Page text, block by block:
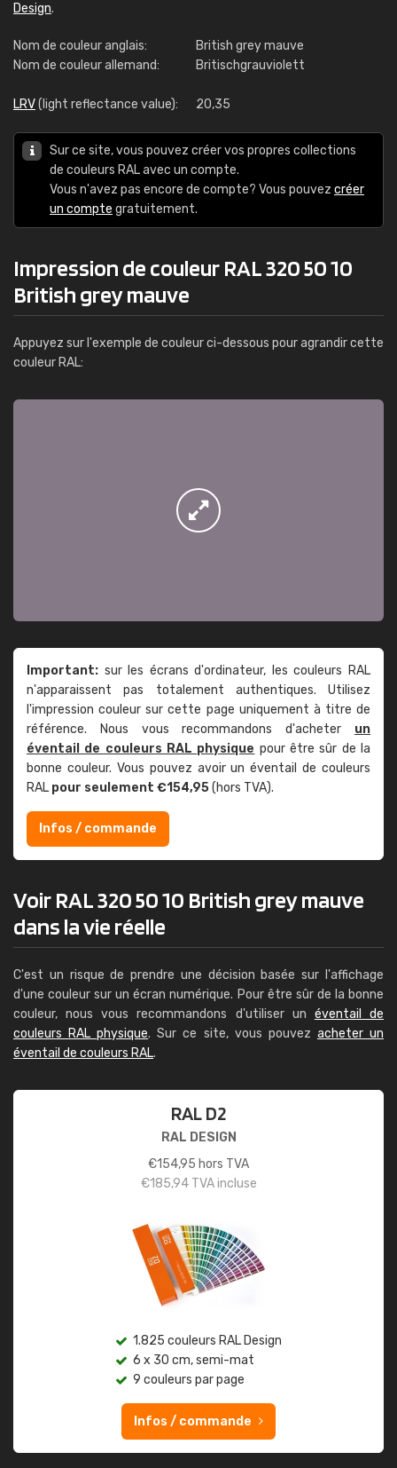
Design.
Nom de couleur anglais:
British grey mauve
Nom de couleur allemand:
Britischgrauviolett
LRV(light reflectance value): 20,35
Sur ce site, vous pouvez créer vos propres collections
de couleurs RAL avec un compte.
Vous n'avez pas encore de compte? Vous pouvez créer
un compte gratuitement.
Impression de couleur RAL 320 50 10
British grey mauve
Appuyez sur l'exemple de couleur ci-dessous pour agrandir cette
couleur RAL:
Important: sur les écrans d'ordinateur, les couleurs RAL
n'apparaissent pas totalement authentiques. Utilisez
l'impression couleur sur cette page uniquement à titre de
référence. Nous vous recommandons d'acheter un
éventail de couleurs RAL physique pour être sûr de la
bonne couleur. Vous pouvez avoir un éventail de couleurs
RAL pour seulement €154,95(hors TVA).
Infos / commande
Voir RAL 320 50 10 British grey mauve
dans la vie réelle
C'est un risque de prendre une décision basée sur l'affichage
d'une couleur sur un écran numérique. Pour être sûr de la bonne
couleur, nous vous recommandons d'utiliser un éventail de
couleurs RAL physique. Sur ce site, vous pouvez acheter un
éventail de couleurs RAL.
RAL D2
RAL DESIGN
€154,95 hors TVA
€185,94TVA incluse
1.825 couleurs RAL Design
6 x 30 cm, semi-mat
9 couleurs par page
Infos / commande